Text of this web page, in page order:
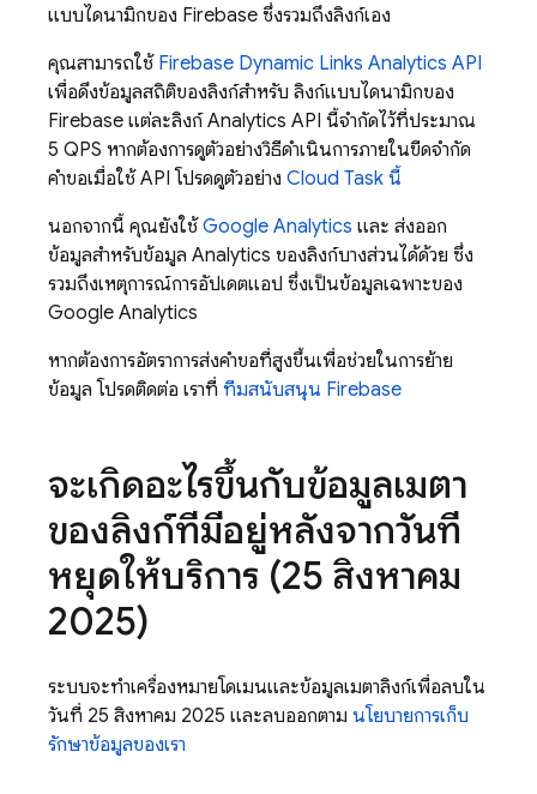
แบบไดนามิกของ Firebase ซึ่งรวมถึงลิงก์เอง
คุณสามารถใช้ Firebase Dynamic Links Analytics API
เพื่อดึงข้อมูลสถิติของลิงก์สำหรับ ลิงก์แบบไดนามิกของ
Firebase แต่ละลิงก์ Analytics API นี้จำกัดไว้ที่ประมาณ
5 QPS หากต้องการดูตัวอย่างวิธีดำเนินการภายในขีดจำกัด
คำขอเมื่อใช้ API โปรดดูตัวอย่าง Cloud Task นี้
นอกจากนี้ คุณยังใช้Google Analytics และ ส่งออก
ข้อมูลสำหรับข้อมูล Analytics ของลิงก์บางส่วนได้ด้วย ซึ่ง
รวมถึงเหตุการณ์การอัปเดตแอป ซึ่งเป็นข้อมูลเฉพาะของ
Google Analytics
หากต้องการอัตราการส่งคำขอที่สูงขึ้นเพื่อช่วยในการย้าย
ข้อมูล โปรดติดต่อ เราที่ ทีมสนับสนุน Firebase
จะเกิดอะไรขึ้นกับข้อมูลเมตา
ของลิงก์ที่มีอยู่หลังจากวันที่
หยุดให้บริการ (25 สิงหาคม
2025)
ระบบจะทำเครื่องหมายโดเมนและข้อมูลเมตาลิงก์เพื่อลบใน
วันที่ 25 สิงหาคม 2025 และลบออกตาม นโยบายการเก็บ
รักษาข้อมูลของเรา